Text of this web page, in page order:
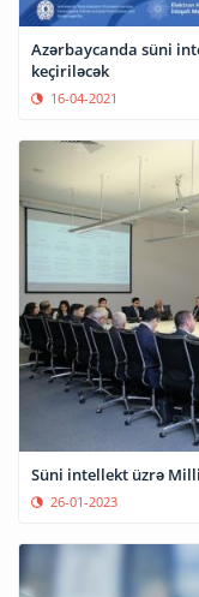
Azərbaycanda süni
keçiriləcək
16-04-2021
Süni intellekt üzrə
26-01-2023